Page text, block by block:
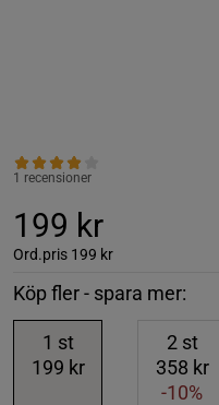
1 recensioner
199 kr
Ord.pris 199 kr
Köp fler - spara mer:
1 st
199 kr
2 st
358 kr
-10%